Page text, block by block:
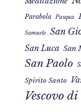
Parabola Pasqua
Samuele San
San Luca San
San Paolo
Spirito Santo
Vescovo